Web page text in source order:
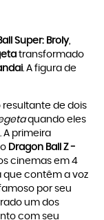
Super: Broly,
transformado
. A figura de
de dois
quando eles
A primeira
Dragon Ball Z -
cinemas em 4
que contêm a voz
por seu
um dos
com seu